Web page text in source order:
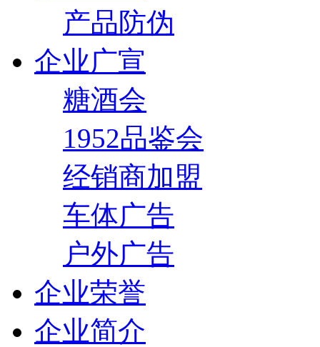
产品防伪
企业广宣
糖酒会
1952品鉴会
经销商加盟
车体广告
户外广告
企业荣誉
企业简介